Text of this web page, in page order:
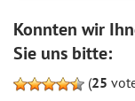
Konnten wir
Sie uns bitte:
(25